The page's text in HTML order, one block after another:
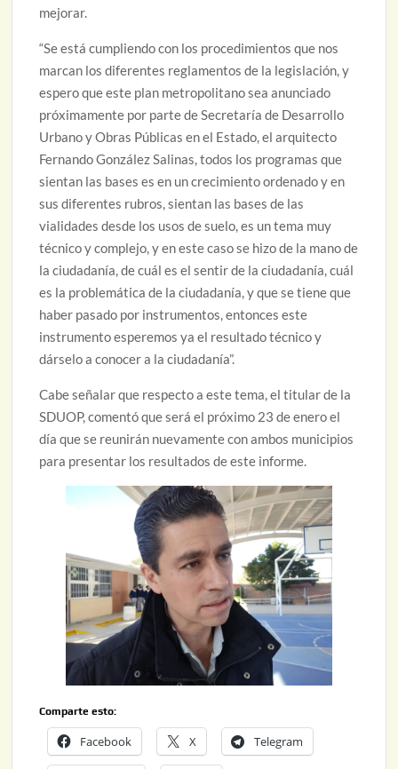
mejorar.
“Se está cumpliendo con los procedimientos que nos
marcan los diferentes reglamentos de la legislación, y
espero que este plan metropolitano sea anunciado
próximamente por parte de Secretaría de Desarrollo
Urbano y Obras Públicas en el Estado, el arquitecto
Fernando González Salinas, todos los programas que
sientan las bases es en un crecimiento ordenado y en
sus diferentes rubros, sientan las bases de las
vialidades desde los usos de suelo, es un tema muy
técnico y complejo, y en este caso se hizo de la mano de
la ciudadanía, de cuál es el sentir de la ciudadanía, cuál
es la problemática de la ciudadanía, y que se tiene que
haber pasado por instrumentos, entonces este
instrumento esperemos ya el resultado técnico y
dárselo a conocer a la ciudadanía”.
Cabe señalar que respecto a este tema, el titular de la
SDUOP, comentó que será el próximo 23 de enero el
día que se reunirán nuevamente con ambos municipios
para presentar los resultados de este informe.
Comparte esto:
Facebook X Telegram